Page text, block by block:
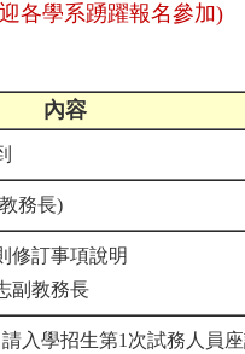
各學系踴躍報名參加)
內容
務長)
修訂事項說明
副教務長
入學招生第1次試務人員